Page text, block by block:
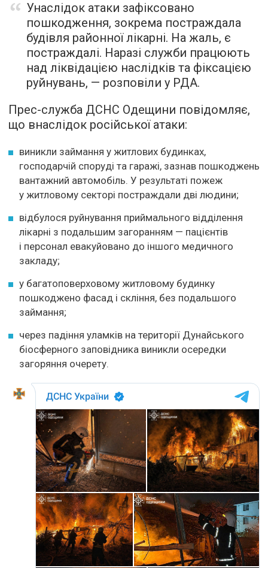
Унаслідок атаки зафіксовано
пошкодження, зокрема постраждала
будівля районної лікарні. На жаль, є
постраждалі. Наразі служби працюють
над ліквідацією наслідків та фіксацією
руйнувань, — розповіли у РДА.
Прес-служба ДСНС Одещини повідомляє,
що внаслідок російської атаки:
виникли займання у житлових будинках,
господарчій споруді та гаражі, зазнав пошкоджень
вантажний автомобіль. У результаті пожеж
у житловому секторі постраждали дві людини;
відбулося руйнування приймального відділення
лікарні з подальшим загоранням — пацієнтів
і персонал евакуйовано до іншого медичного
закладу;
у багатоповерховому житловому будинку
пошкоджено фасад і скління, без подальшого
займання;
через падіння уламків на території Дунайського
біосферного заповідника виникли осередки
загоряння очерету.